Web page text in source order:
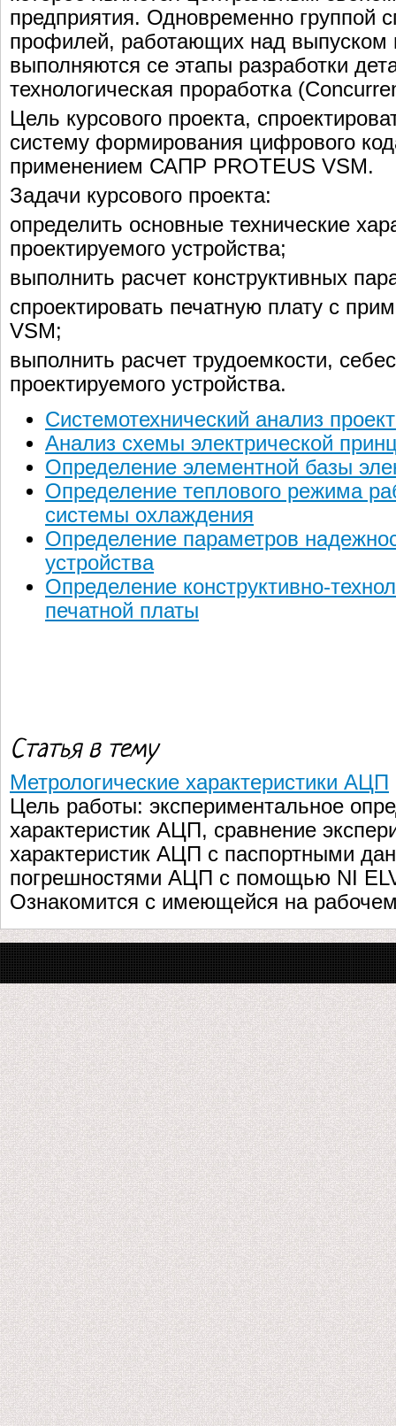
предприятия. Одновременно группой
профилей, работающих над выпуском
выполняются се этапы разработки
технологическая проработка
Цель курсового проекта,
систему формирования цифрового
применением САПР PROTEUS VSM.
Задачи курсового проекта:
определить основные технические
проектируемого устройства;
выполнить расчет конструктивных
спроектировать печатную плату с
VSM;
выполнить расчет трудоемкости,
проектируемого устройства.
Системотехнический анализ
Анализ схемы электрической
Определение элементной базы
Определение теплового режима
системы охлаждения
Определение параметров
устройства
Определение конструктивно-
печатной платы
Статья в тему
Метрологические характеристики АЦП
Цель работы: экспериментальное
характеристик АЦП, сравнение
характеристик АЦП с паспортными
погрешностями АЦП с помощью NI
Ознакомится с имеющейся на